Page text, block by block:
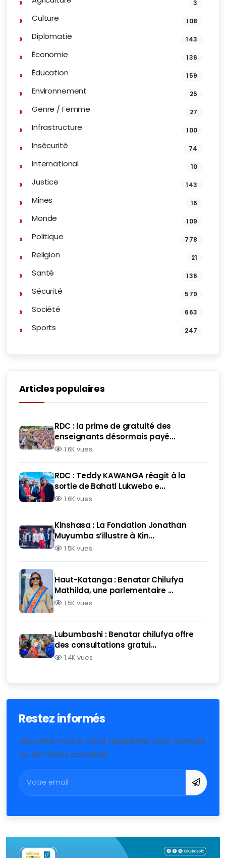
3
Culture 108
Diplomatie 143
Économie 136
Éducation 159
Environnement 25
Genre / Femme 27
Infrastructure 100
Insécurité 74
International 10
Justice 143
Mines 16
Monde 109
Politique 778
Religion 21
Santé 136
Sécurité 579
Société 663
Sports 247
Articles populaires
RDC : la prime de gratuité des
enseignants désormais payé...
1.6K vues
RDC : Teddy KAWANGA réagit à la
sortie de Bahati Lukwebo e...
1.6K vues
Kinshasa : La Fondation Jonathan
Muyumba s’illustre à Kin...
1.5K vues
Haut-Katanga : Benatar Chilufya
Mathilda, une parlementaire ...
1.5K vues
Lubumbashi : Benatar chilufya offre
des consultations gratui...
1.4K vues
Restez informés
Abonnez-vous à notre newsletter pour recevoir
les dernières actualités.